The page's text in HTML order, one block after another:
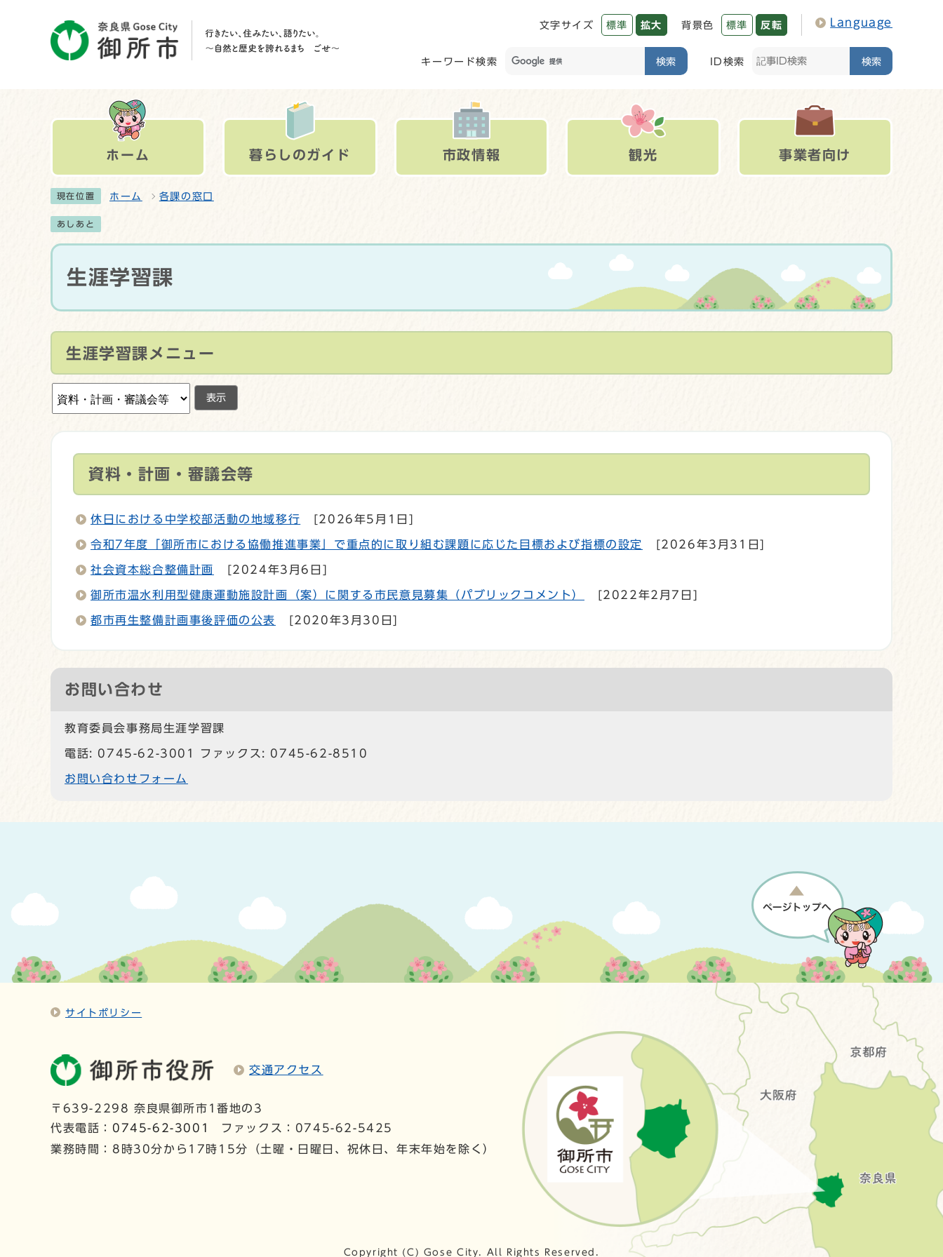
文字サイズ 標準 拡大 背景色 標準 反転 Language
キーワード検索 検索 ID検索 検索
ホーム 暮らしのガイド 市政情報 観光 事業者向け
現在位置 ホーム 各課の窓口
あしあと
生涯学習課
生涯学習課メニュー
表示
資料・計画・審議会等
休日における中学校部活動の地域移行 [2026年5月1日]
令和7年度「御所市における協働推進事業」で重点的に取り組む課題に応じた目標および指標の設定 [2026年3月31日]
社会資本総合整備計画 [2024年3月6日]
御所市温水利用型健康運動施設計画（案）に関する市民意見募集（パブリックコメント） [2022年2月7日]
都市再生整備計画事後評価の公表 [2020年3月30日]
お問い合わせ
教育委員会事務局生涯学習課
電話: 0745-62-3001 ファックス: 0745-62-8510
お問い合わせフォーム
サイトポリシー
交通アクセス
〒639-2298 奈良県御所市1番地の3
代表電話： 0745-62-3001
ファックス：0745-62-5425
業務時間：8時30分から17時15分（土曜・日曜日、祝休日、年末年始を除く）
Copyright (C) Gose City. All Rights Reserved.